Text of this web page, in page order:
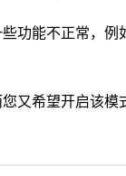
功能不正常，
又希望开启该